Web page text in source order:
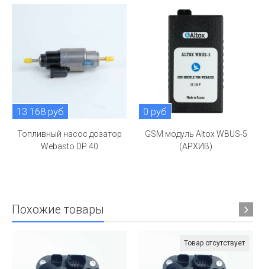
13 168 руб
Топливный насос дозатор
Webasto DP 40
0 руб
GSM модуль Altox WBUS-5
(АРХИВ)
Похожие товары
Товар отсутствует